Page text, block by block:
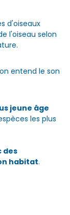
d'oiseaux
l'oiseau selon
entend le son
jeune âge
les plus
des
habitat.